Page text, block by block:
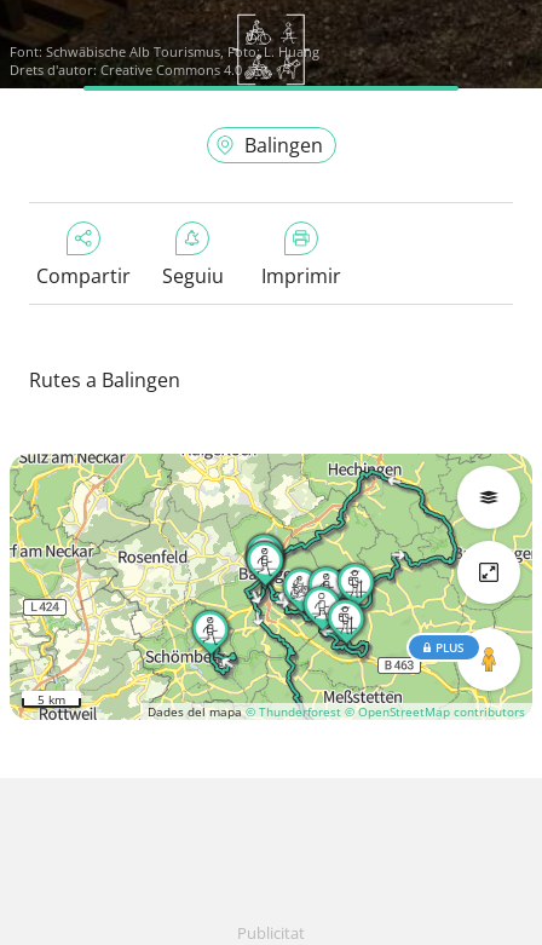
Font: Schwäbische Alb Tourismus, Foto: L. Huang
Drets d'autor: Creative Commons 4.0
Balingen
Compartir Seguiu Imprimir
Rutes a Balingen
Dades del mapa© Thunderforest © OpenStreetMap contributors
PLUS
5 km
Publicitat